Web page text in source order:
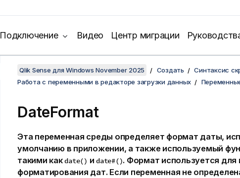
Подключение Видео Центр миграции
Qlik Sense для Windows November 2025 Создать
Синтаксис
Работа с переменными в редакторе загрузки данных
DateFormat
Эта переменная среды определяет формат даты,
умолчанию в приложении, а также используемый
такими какdate() и date#(). Формат используется для
форматирования дат. Если переменная не